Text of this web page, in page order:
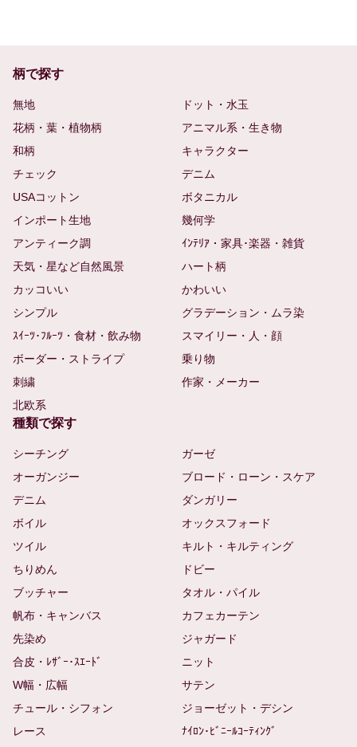
柄で探す
無地
ドット・水玉
花柄・葉・植物柄
アニマル系・生き物
和柄
キャラクター
チェック
デニム
USAコットン
ボタニカル
インポート生地
幾何学
アンティーク調
ｲﾝﾃﾘｱ・家具･楽器・雑貨
天気・星など自然風景
ハート柄
カッコいい
かわいい
シンプル
グラデーション・ムラ染
ｽｲｰﾂ･ﾌﾙｰﾂ・食材・飲み物
スマイリー・人・顔
ボーダー・ストライプ
乗り物
刺繍
作家・メーカー
北欧系
種類で探す
シーチング
ガーゼ
オーガンジー
ブロード・ローン・スケア
デニム
ダンガリー
ボイル
オックスフォード
ツイル
キルト・キルティング
ちりめん
ドビー
ブッチャー
タオル・パイル
帆布・キャンバス
カフェカーテン
先染め
ジャガード
合皮・ﾚｻﾞｰ･ｽｴｰﾄﾞ
ニット
W幅・広幅
サテン
チュール・シフォン
ジョーゼット・デシン
レース
ﾅｲﾛﾝ･ﾋﾞﾆｰﾙｺｰﾃｨﾝｸﾞ